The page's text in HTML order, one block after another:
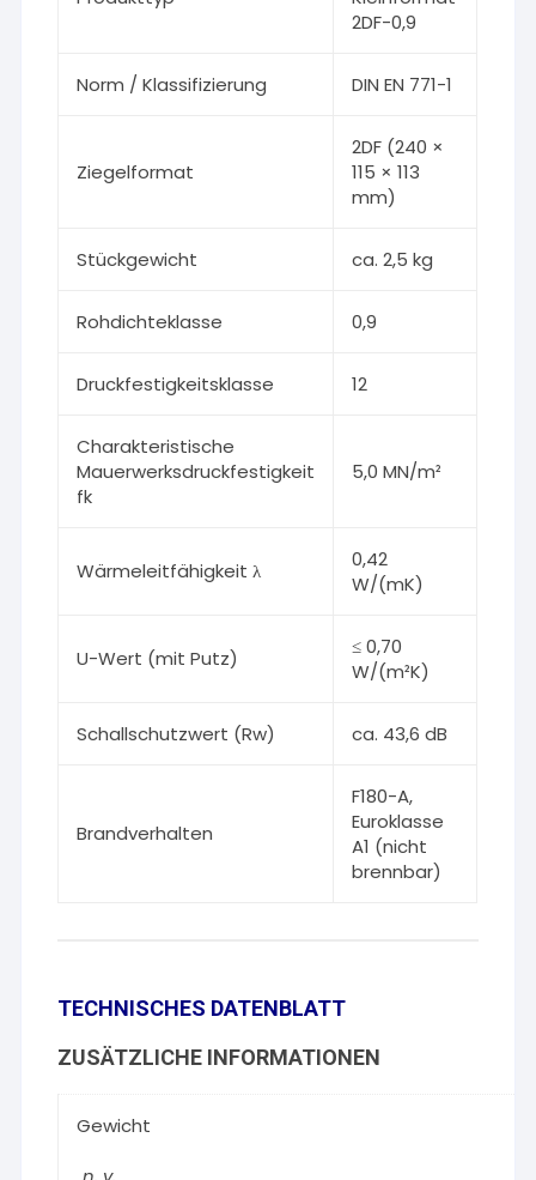
2DF-0,9
Norm / Klassifizierung DIN EN 771-1
Ziegelformat
2DF (240 ×
115 × 113
mm)
Stückgewicht ca. 2,5 kg
Rohdichteklasse 0,9
Druckfestigkeitsklasse 12
Charakteristische
Mauerwerksdruckfestigkeit
fk
5,0 MN/m²
Wärmeleitfähigkeit λ
0,42
W/(mK)
U-Wert (mit Putz)
≤ 0,70
W/(m²K)
Schallschutzwert (Rw) ca. 43,6 dB
Brandverhalten
F180-A,
Euroklasse
A1 (nicht
brennbar)
TECHNISCHES DATENBLATT
ZUSÄTZLICHE INFORMATIONEN
Gewicht